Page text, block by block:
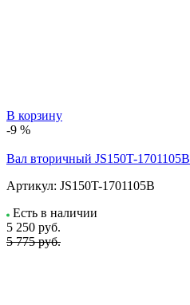
В корзину
-9 %
Вал вторичный JS150T-1701105B
Артикул: JS150T-1701105B
Есть в наличии
5 250 руб.
5 775 руб.